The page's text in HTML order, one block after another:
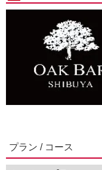
プラン / コース